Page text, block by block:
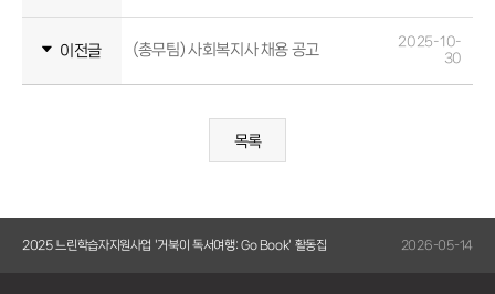
이전글 (총무팀) 사회복지사 채용 공고
2025-10-
30
목록
2025 느린학습자지원사업 '거북이 독서여행: Go Book' 활동집 2026-05-142026